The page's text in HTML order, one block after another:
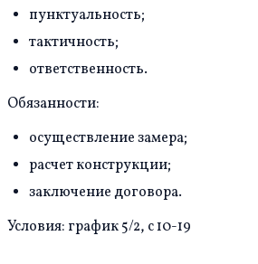
пунктуальность;
тактичность;
ответственность.
Обязанности:
осуществление замера;
расчет конструкции;
заключение договора.
Условия: график 5/2, с 10-19